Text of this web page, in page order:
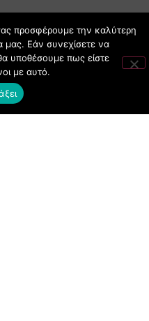
προσφέρουμε την καλύτερη
μας. Εάν συνεχίσετε να
υποθέσουμε πως είστε
με αυτό.